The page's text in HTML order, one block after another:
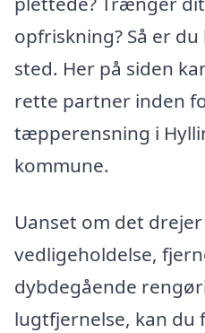
opfriskning? Så er
sted. Her på siden
rette partner inden
tæpperensning i
kommune.
Uanset om det
vedligeholdelse,
dybdegående
lugtfjernelse, kan du